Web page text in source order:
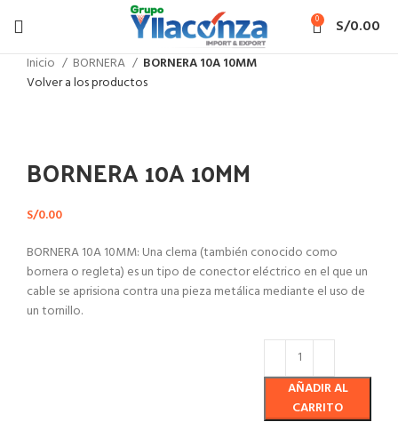
0 S/0.00
Inicio BORNERA
BORNERA 10A 10MM
Volver a los productos
BORNERA 10A 10MM
S/0.00
BORNERA 10A 10MM: Una clema (también conocido como
bornera o regleta) es un tipo de conector eléctrico en el que un
cable se aprisiona contra una pieza metálica mediante el uso de
un tornillo.
AÑADIR AL
CARRITO